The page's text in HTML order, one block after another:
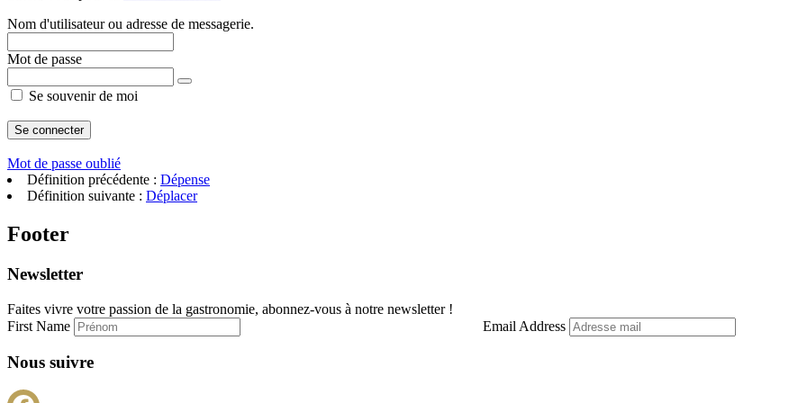
Nom d'utilisateur ou adresse de messagerie.
Mot de passe
Se souvenir de moi
Mot de passe oublié
Définition précédente : Dépense
Définition suivante : Déplacer
Footer
Newsletter
Faites vivre votre passion de la gastronomie, abonnez-vous à notre newsletter !
First Name
Email Address
Nous suivre